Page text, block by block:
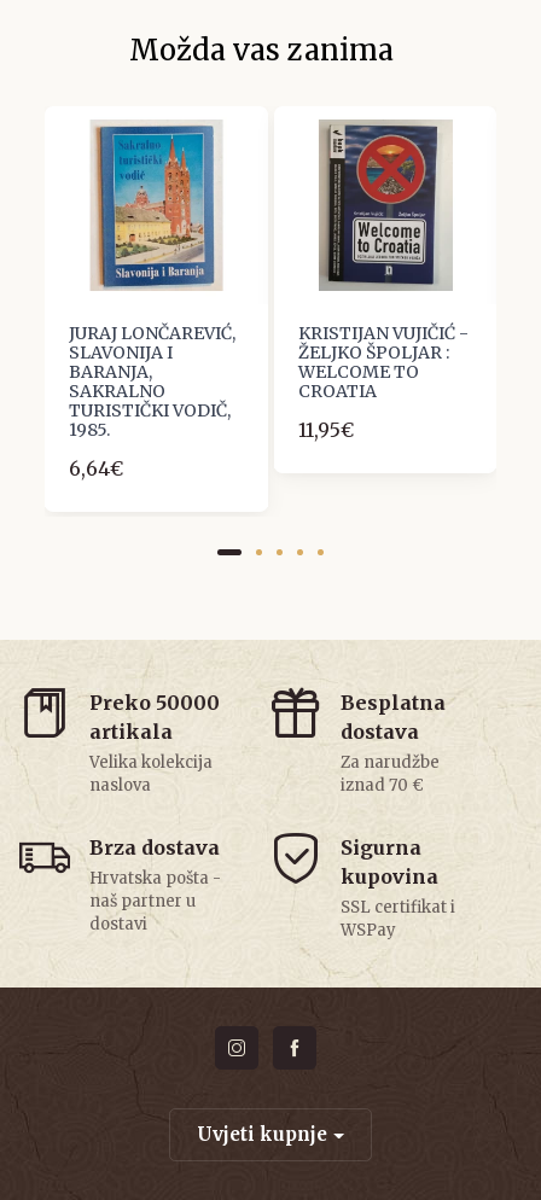
Možda vas zanima
JURAJ LONČAREVIĆ,
SLAVONIJA I
BARANJA,
SAKRALNO
TURISTIČKI VODIČ,
1985.
6,64€
KRISTIJAN VUJIČIĆ -
ŽELJKO ŠPOLJAR :
WELCOME TO
CROATIA
11,95€
Preko 50000
artikala
Velika kolekcija
naslova
Besplatna
dostava
Za narudžbe
iznad 70 €
Brza dostava
Hrvatska pošta -
naš partner u
dostavi
Sigurna
kupovina
SSL certifikat i
WSPay
Uvjeti kupnje